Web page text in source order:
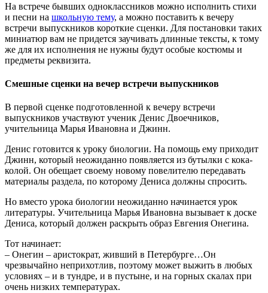
На встрече бывших одноклассников можно исполнить стихи
и песни на школьную тему, а можно поставить к вечеру
встречи выпускников короткие сценки. Для постановки таких
миниатюр вам не придется заучивать длинные тексты, к тому
же для их исполнения не нужны будут особые костюмы и
предметы реквизита.
Смешные сценки на вечер встречи выпускников
В первой сценке подготовленной к вечеру встречи
выпускников участвуют ученик Денис Двоечников,
учительница Марья Ивановна и Джинн.
Денис готовится к уроку биологии. На помощь ему приходит
Джинн, который неожиданно появляется из бутылки с кока-
колой. Он обещает своему новому повелителю передавать
материалы раздела, по которому Дениса должны спросить.
Но вместо урока биологии неожиданно начинается урок
литературы. Учительница Марья Ивановна вызывает к доске
Дениса, который должен раскрыть образ Евгения Онегина.
Тот начинает:
– Онегин – аристократ, живший в Петербурге…Он
чрезвычайно неприхотлив, поэтому может выжить в любых
условиях – и в тундре, и в пустыне, и на горных скалах при
очень низких температурах.